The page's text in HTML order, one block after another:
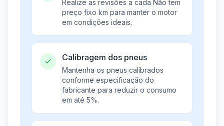
Realize as revisões a cada Não tem
preço fixo km para manter o motor
em condições ideais.
Calibragem dos pneus
Mantenha os pneus calibrados
conforme especificação do
fabricante para reduzir o consumo
em até 5%.